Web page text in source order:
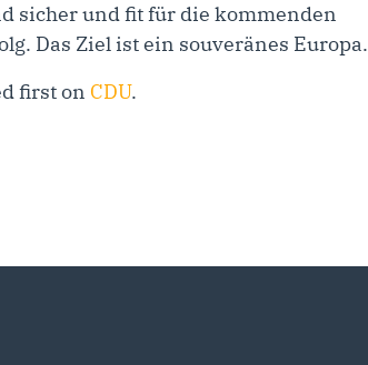
sicher und fit für die kommenden
Das Ziel ist ein souveränes Europa.
first on CDU.